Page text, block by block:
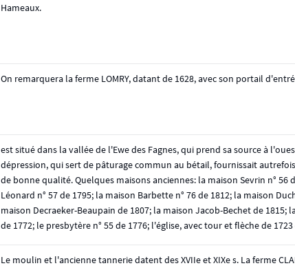
Hameaux.
On remarquera la ferme LOMRY, datant de 1628, avec son portail
est situé dans la vallée de l'Ewe des Fagnes, qui prend sa source à
dépression, qui sert de pâturage commun au bétail, fournissait
de bonne qualité. Quelques maisons anciennes: la maison Sevrin n° 56
Léonard n° 57 de 1795; la maison Barbette n° 76 de 1812; la maison
maison Decraeker-Beaupain de 1807; la maison Jacob-Bechet de 1815;
de 1772; le presbytère n° 55 de 1776; l'église, avec tour et flèche de
Le moulin et l'ancienne tannerie datent des XVIIe et XIXe s. La ferme